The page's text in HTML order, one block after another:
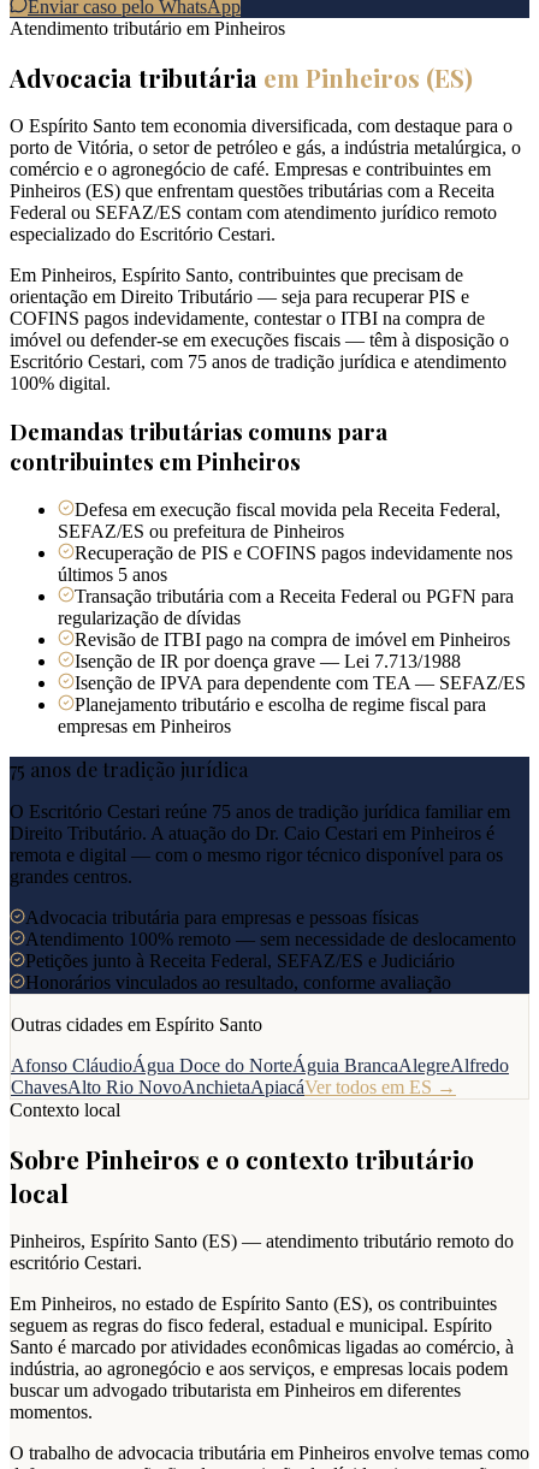
Enviar caso pelo WhatsApp
Atendimento tributário em Pinheiros
Advocacia tributária em Pinheiros (ES)
O Espírito Santo tem economia diversificada, com destaque para o
porto de Vitória, o setor de petróleo e gás, a indústria metalúrgica, o
comércio e o agronegócio de café. Empresas e contribuintes em
Pinheiros (ES) que enfrentam questões tributárias com a Receita
Federal ou SEFAZ/ES contam com atendimento jurídico remoto
especializado do Escritório Cestari.
Em Pinheiros, Espírito Santo, contribuintes que precisam de
orientação em Direito Tributário — seja para recuperar PIS e
COFINS pagos indevidamente, contestar o ITBI na compra de
imóvel ou defender-se em execuções fiscais — têm à disposição o
Escritório Cestari, com 75 anos de tradição jurídica e atendimento
100% digital.
Demandas tributárias comuns para
contribuintes emPinheiros
Defesa em execução fiscal movida pela Receita Federal,
SEFAZ/ES ou prefeitura de Pinheiros
Recuperação de PIS e COFINS pagos indevidamente nos
últimos 5 anos
Transação tributária com a Receita Federal ou PGFN para
regularização de dívidas
Revisão de ITBI pago na compra de imóvel em Pinheiros
Isenção de IR por doença grave — Lei 7.713/1988
Isenção de IPVA para dependente com TEA — SEFAZ/ES
Planejamento tributário e escolha de regime fiscal para
empresas em Pinheiros
75 anos de tradição jurídica
O Escritório Cestari reúne 75 anos de tradição jurídica familiar em
Direito Tributário. A atuação do Dr. Caio Cestari em Pinheiros é
remota e digital — com o mesmo rigor técnico disponível para os
grandes centros.
Advocacia tributária para empresas e pessoas físicas
Atendimento 100% remoto — sem necessidade de deslocamento
Petições junto à Receita Federal, SEFAZ/ES e Judiciário
Honorários vinculados ao resultado, conforme avaliação
Outras cidades em Espírito Santo
Afonso CláudioÁgua Doce do NorteÁguia BrancaAlegreAlfredo
ChavesAlto Rio NovoAnchietaApiacáVer todos em ES →
Contexto local
Sobre Pinheiros e o contexto tributário
local
Pinheiros, Espírito Santo (ES) — atendimento tributário remoto do
escritório Cestari.
Em Pinheiros, no estado de Espírito Santo (ES), os contribuintes
seguem as regras do fisco federal, estadual e municipal. Espírito
Santo é marcado por atividades econômicas ligadas ao comércio, à
indústria, ao agronegócio e aos serviços, e empresas locais podem
buscar um advogado tributarista em Pinheiros em diferentes
momentos.
O trabalho de advocacia tributária em Pinheiros envolve temas como